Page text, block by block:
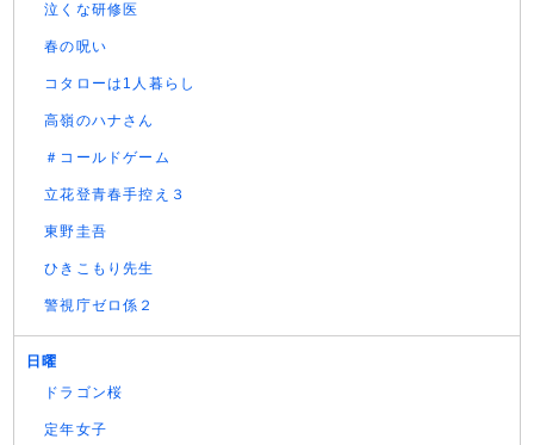
泣くな研修医
春の呪い
コタローは1人暮らし
高嶺のハナさん
＃コールドゲーム
立花登青春手控え３
東野圭吾
ひきこもり先生
警視庁ゼロ係２
日曜
ドラゴン桜
定年女子